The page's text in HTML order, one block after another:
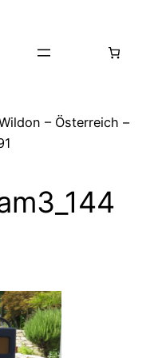
– Österreich –